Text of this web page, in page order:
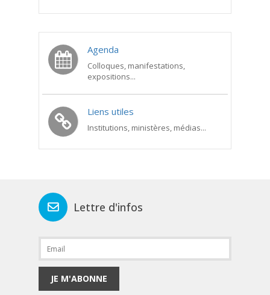
Agenda
Colloques, manifestations,
expositions...
Liens utiles
Institutions, ministères, médias...
Lettre d'infos
JE M'ABONNE